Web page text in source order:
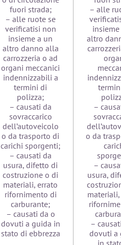
fuori strada;
– alle ruote se
verificatisi non
insieme a un
altro danno alla
carrozzeria o ad
organi meccanici
indennizzabili a
termini di
polizza;
– causati da
sovraccarico
dell’autoveicolo
o da trasporto di
carichi sporgenti;
– causati da
usura, difetto di
costruzione o di
materiali, errato
rifornimento di
carburante;
– causati da o
dovuti a guida in
stato di ebbrezza
– alle
altro
–
o da
–
usura,
–
dovuti a
in